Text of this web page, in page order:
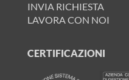
INVIA RICHIESTA
LAVORA CON NOI
CERTIFICAZIONI